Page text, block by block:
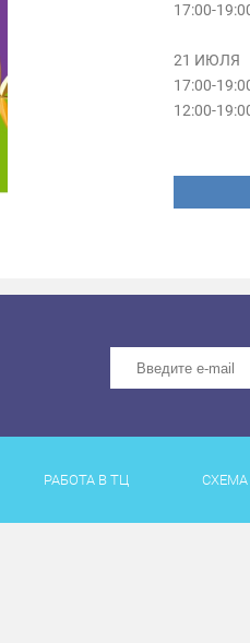
17:00-
21 ИЮЛЯ
17:00-
12:00-
17:00-
РАБОТА В ТЦ СХЕМА